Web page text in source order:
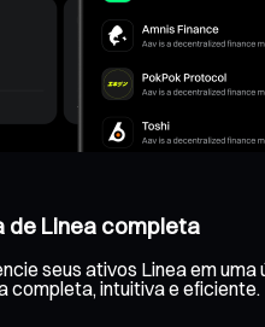
de Linea completa
seus ativos Linea em
completa, intuitiva e eficiente.